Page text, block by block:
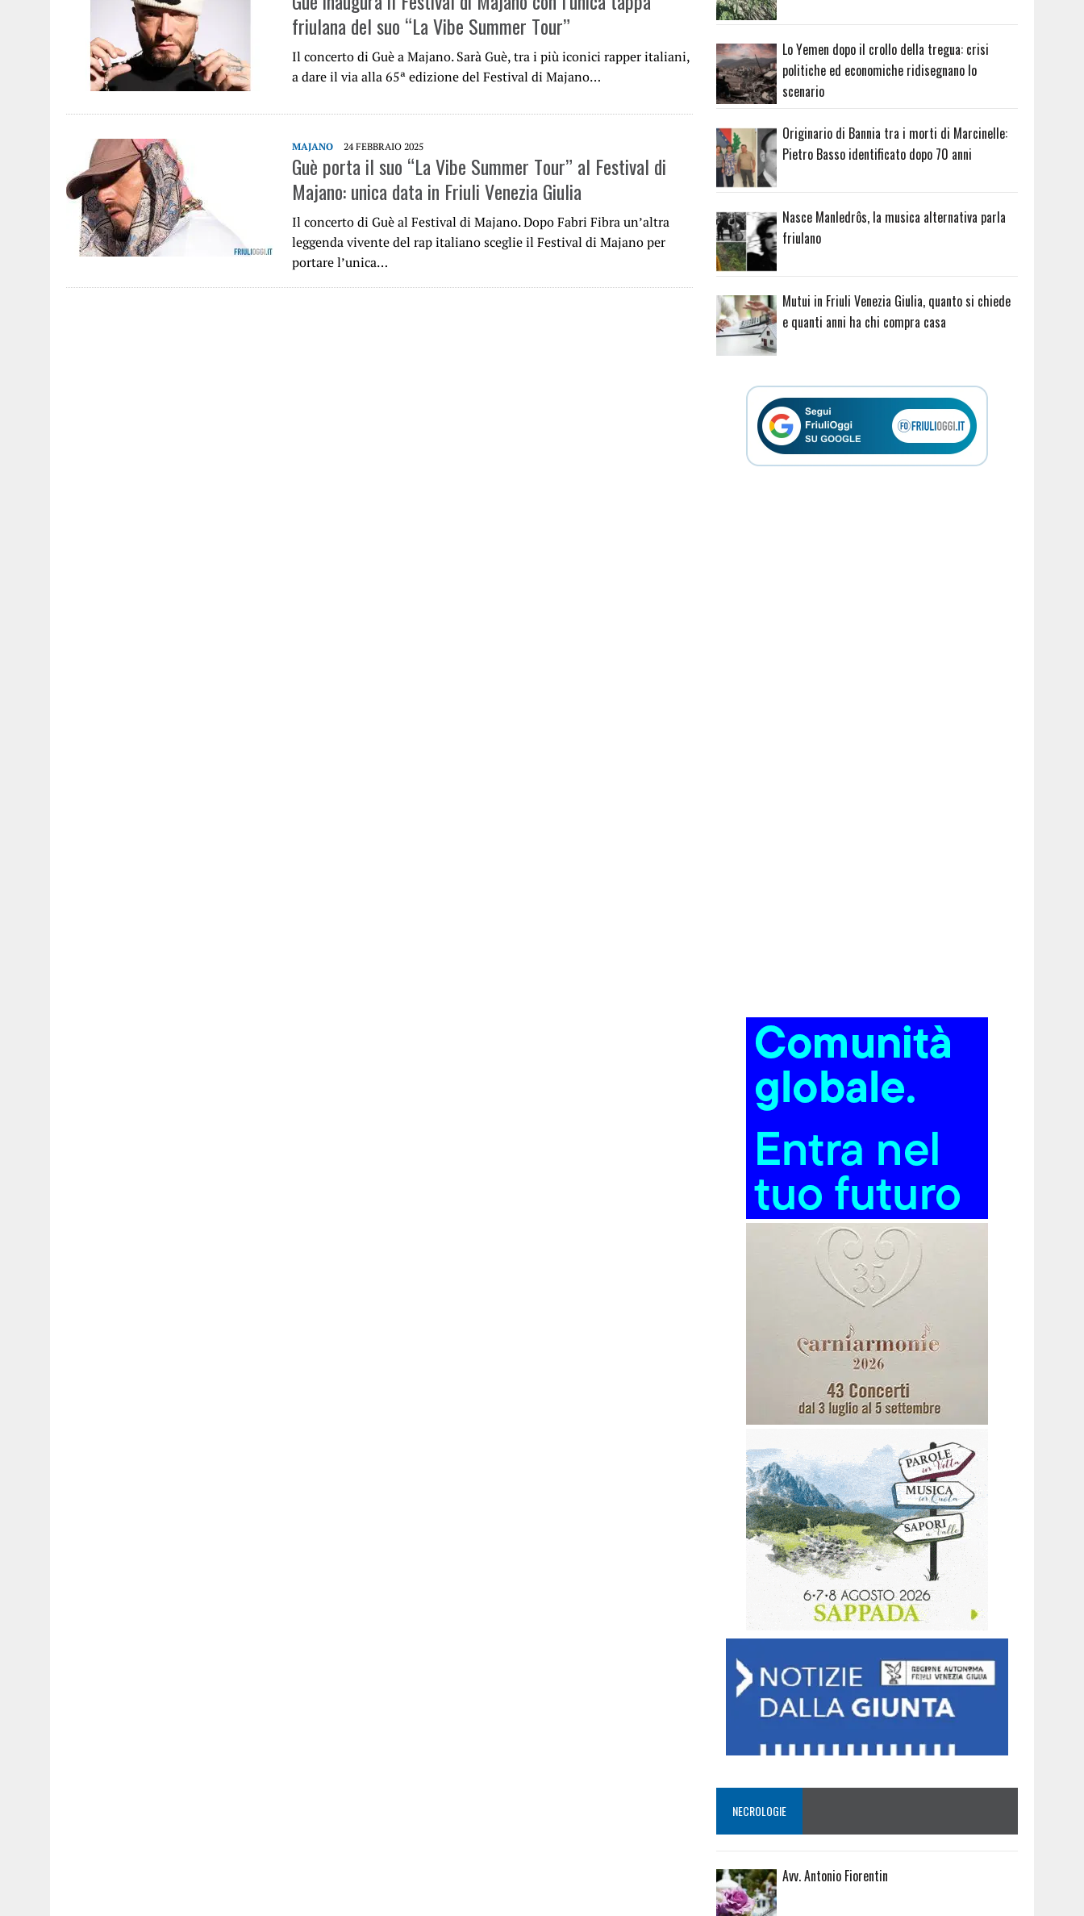
friulana del suo “La Vibe Summer Tour”
Il concerto di Guè a Majano. Sarà Guè, tra i più iconici rapper italiani,
a dare il via alla 65ª edizione del Festival di Majano…
MAJANO 24 FEBBRAIO 2025
Guè porta il suo “La Vibe Summer Tour” al Festival di
Majano: unica data in Friuli Venezia Giulia
Il concerto di Guè al Festival di Majano. Dopo Fabri Fibra un’altra
leggenda vivente del rap italiano sceglie il Festival di Majano per
portare l’unica…
Lo Yemen dopo il crollo della tregua: crisi
politiche ed economiche ridisegnano lo
scenario
Originario di Bannia tra i morti di Marcinelle:
Pietro Basso identificato dopo 70 anni
Nasce Manledrôs, la musica alternativa parla
friulano
Mutui in Friuli Venezia Giulia, quanto si chiede
e quanti anni ha chi compra casa
NECROLOGIE
Avv. Antonio Fiorentin